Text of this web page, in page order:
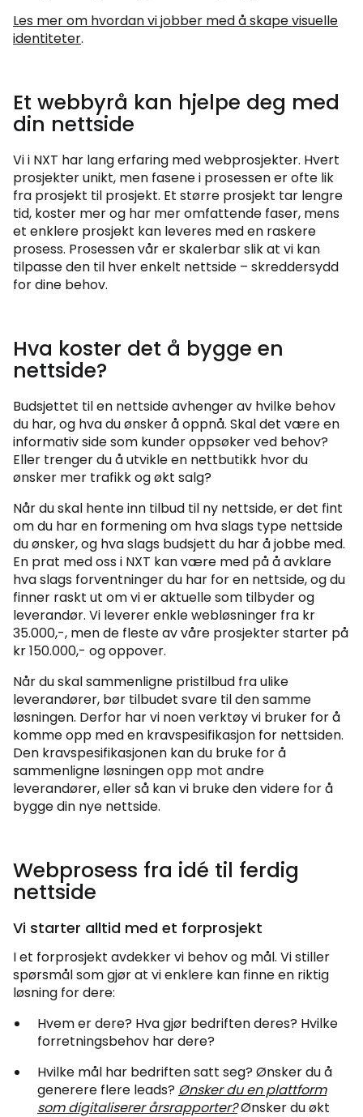
Les mer om hvordan vi jobber med å skape visuelle
identiteter.
Et webbyrå kan hjelpe deg med
din nettside
Vi i NXT har lang erfaring med webprosjekter. Hvert
prosjekter unikt, men fasene i prosessen er ofte lik
fra prosjekt til prosjekt. Et større prosjekt tar lengre
tid, koster mer og har mer omfattende faser, mens
et enklere prosjekt kan leveres med en raskere
prosess. Prosessen vår er skalerbar slik at vi kan
tilpasse den til hver enkelt nettside – skreddersydd
for dine behov.
Hva koster det å bygge en
nettside?
Budsjettet til en nettside avhenger av hvilke behov
du har, og hva du ønsker å oppnå. Skal det være en
informativ side som kunder oppsøker ved behov?
Eller trenger du å utvikle en nettbutikk hvor du
ønsker mer trafikk og økt salg?
Når du skal hente inn tilbud til ny nettside, er det fint
om du har en formening om hva slags type nettside
du ønsker, og hva slags budsjett du har å jobbe med.
En prat med oss i NXT kan være med på å avklare
hva slags forventninger du har for en nettside, og du
finner raskt ut om vi er aktuelle som tilbyder og
leverandør. Vi leverer enkle webløsninger fra kr
35.000,-, men de fleste av våre prosjekter starter på
kr 150.000,- og oppover.
Når du skal sammenligne pristilbud fra ulike
leverandører, bør tilbudet svare til den samme
løsningen. Derfor har vi noen verktøy vi bruker for å
komme opp med en kravspesifikasjon for nettsiden.
Den kravspesifikasjonen kan du bruke for å
sammenligne løsningen opp mot andre
leverandører, eller så kan vi bruke den videre for å
bygge din nye nettside.
Webprosess fra idé til ferdig
nettside
Vi starter alltid med et forprosjekt
I et forprosjekt avdekker vi behov og mål. Vi stiller
spørsmål som gjør at vi enklere kan finne en riktig
løsning for dere:
Hvem er dere? Hva gjør bedriften deres? Hvilke
forretningsbehov har dere?
Hvilke mål har bedriften satt seg? Ønsker du å
generere flere leads? Ønsker du en plattform
som digitaliserer årsrapporter?Ønsker du økt